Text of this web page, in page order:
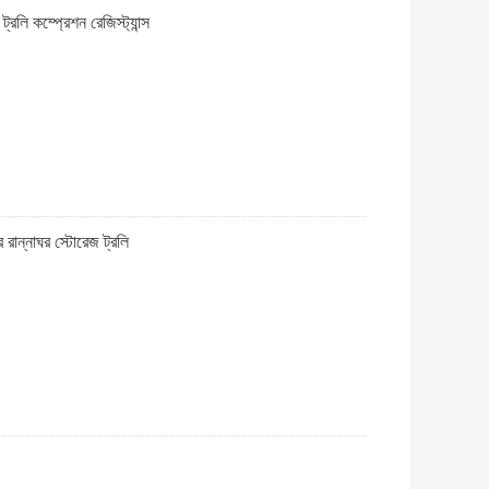
কম্প্রেশন রেজিস্ট্যান্স
রান্নাঘর স্টোরেজ ট্রলি